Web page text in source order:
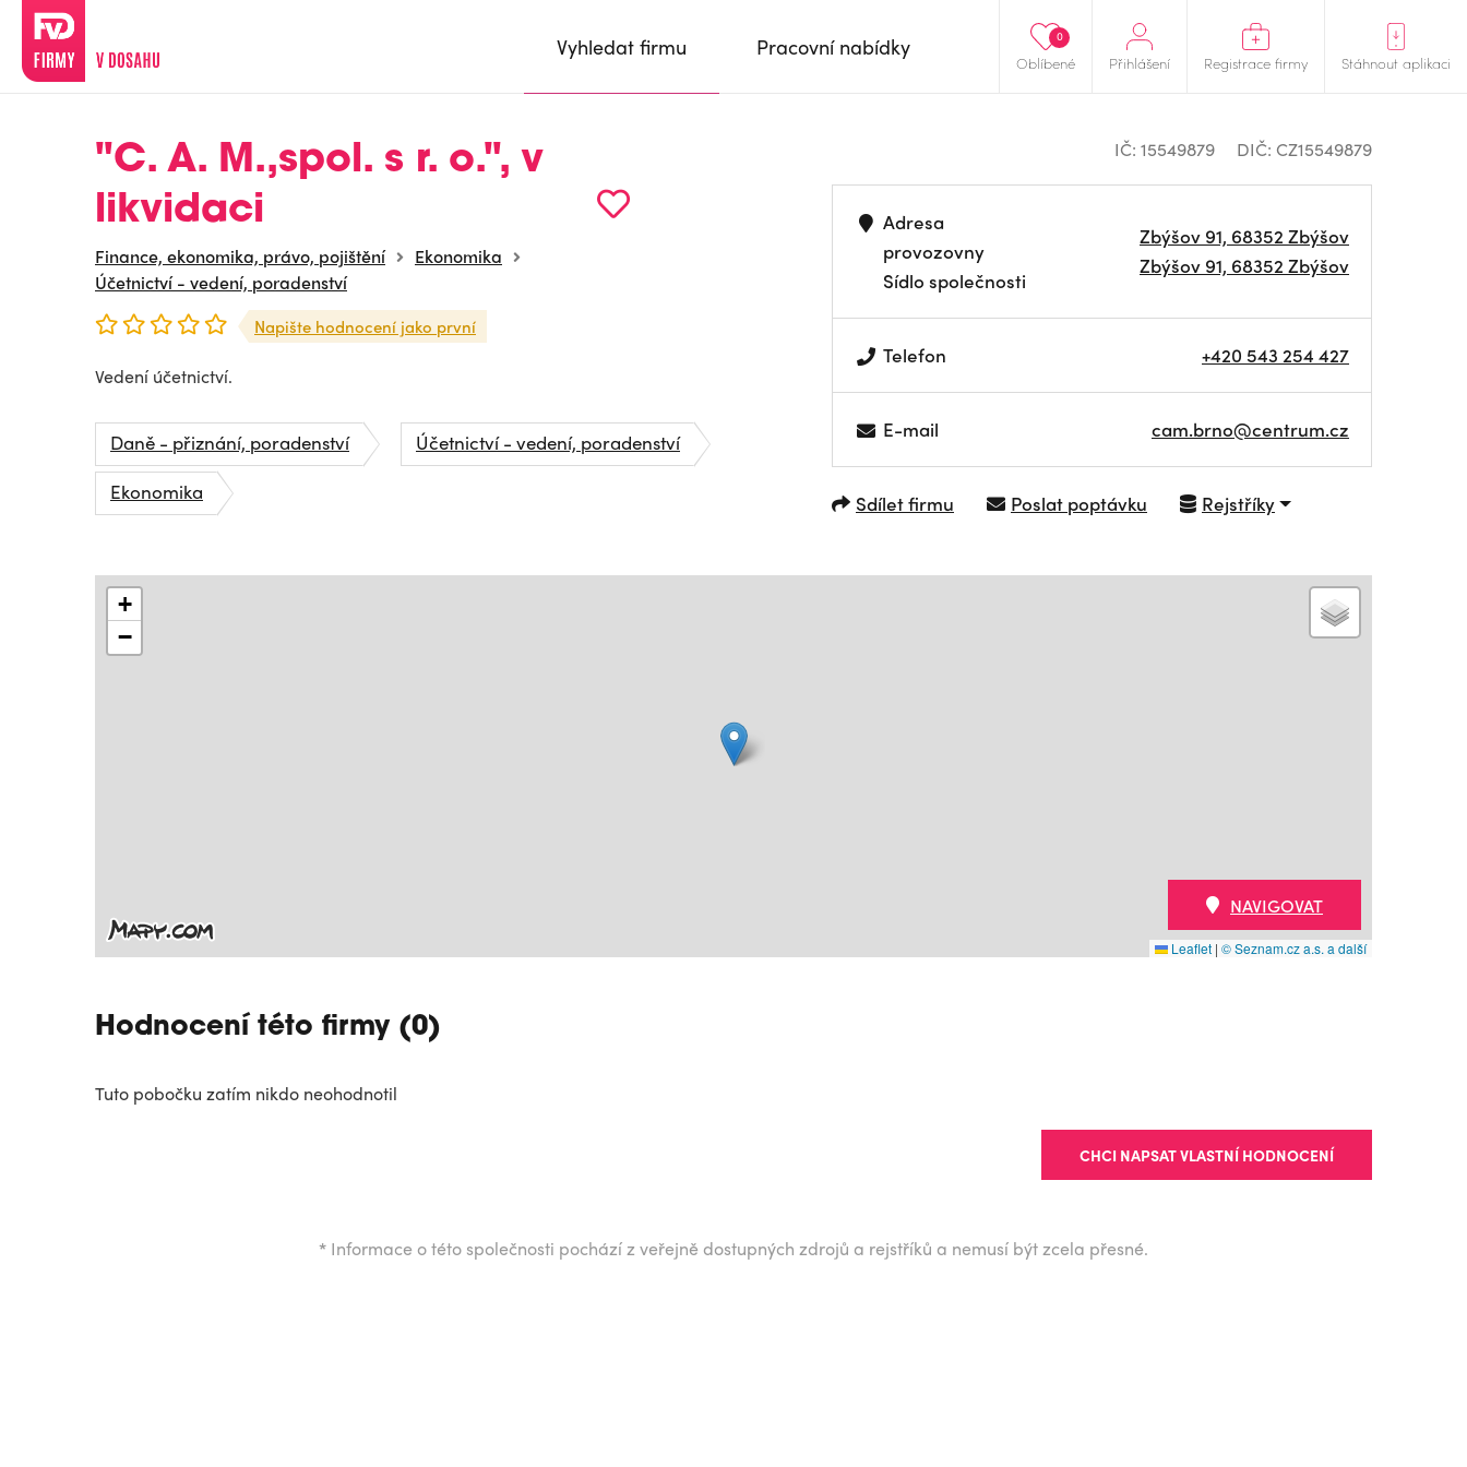
Oblíbené
0
Přihlášení Registrace firmy Stáhnout aplikaci
Vyhledat firmu Pracovní nabídky
"C. A. M.,spol. s r. o.", v
likvidaci
Finance, ekonomika, právo, pojištění
Ekonomika
Účetnictví - vedení, poradenství
Napište hodnocení jako první
Vedení účetnictví.
Daně - přiznání, poradenství
Účetnictví - vedení, poradenství
Ekonomika
IČ: 15549879 DIČ: CZ15549879
Adresa
provozovny
Sídlo společnosti
Zbýšov 91, 68352 Zbýšov
Zbýšov 91, 68352 Zbýšov
Telefon +420 543 254 427
E-mail cam.brno@centrum.cz
Sdílet firmu Poslat poptávku Rejstříky
+
−
Leaflet | © Seznam.cz a.s. a další
NAVIGOVAT
Hodnocení této firmy (0)
Tuto pobočku zatím nikdo neohodnotil
CHCI NAPSAT VLASTNÍ HODNOCENÍ
* Informace o této společnosti pochází z veřejně dostupných zdrojů a rejstříků a nemusí být zcela přesné.